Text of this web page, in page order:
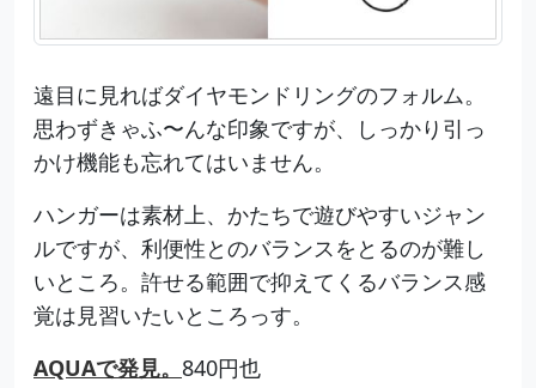
遠目に見ればダイヤモンドリングのフォルム。
思わずきゃふ〜んな印象ですが、しっかり引っ
かけ機能も忘れてはいません。
ハンガーは素材上、かたちで遊びやすいジャン
ルですが、利便性とのバランスをとるのが難し
いところ。許せる範囲で抑えてくるバランス感
覚は見習いたいところっす。
AQUAで発見。 840円也